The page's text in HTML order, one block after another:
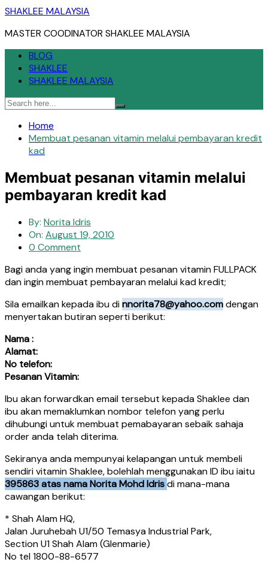
Skip
content
SHAKLEE MALAYSIA
MASTER COODINATOR SHAKLEE MALAYSIA
BLOG
SHAKLEE
SHAKLEE MALAYSIA
Home
Membuat pesanan vitamin melalui pembayaran kredit
kad
Membuat pesanan vitamin melalui
pembayaran kredit kad
By: Norita Idris
On: August 19, 2010
0 Comment
Bagi anda yang ingin membuat pesanan vitamin FULLPACK
dan ingin membuat pembayaran melalui kad kredit;
Sila emailkan kepada ibu dinnorita78@yahoo.comdengan
menyertakan butiran seperti berikut:
Nama :
Alamat:
No telefon:
Pesanan Vitamin:
Ibu akan forwardkan email tersebut kepada Shaklee dan
ibu akan memaklumkan nombor telefon yang perlu
dihubungi untuk membuat pemabayaran sebaik sahaja
order anda telah diterima.
Sekiranya anda mempunyai kelapangan untuk membeli
sendiri vitamin Shaklee, bolehlah menggunakan ID ibu iaitu
395863 atas nama Norita Mohd Idrisdi mana-mana
cawangan berikut:
* Shah Alam HQ,
Jalan Juruhebah U1/50 Temasya Industrial Park,
Section U1 Shah Alam (Glenmarie)
No tel 1800-88-6577